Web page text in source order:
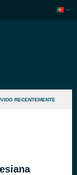
RECENTEMENTE